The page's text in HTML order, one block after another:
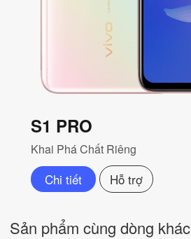
S1 PRO
Khai Phá Chất Riêng
Chi tiết Hỗ trợ
Sản phẩm cùng dòng khác